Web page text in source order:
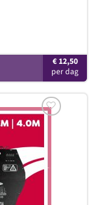
€12,50
Toevoegen
verlanglijst